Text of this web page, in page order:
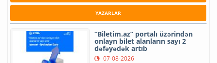
YAZARLAR
“Biletim.az” portalı üzərindən
onlayn bilet alanların sayı 2
dəfəyədək artıb
07-08-2026